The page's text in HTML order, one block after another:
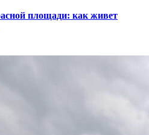
площади: как живет